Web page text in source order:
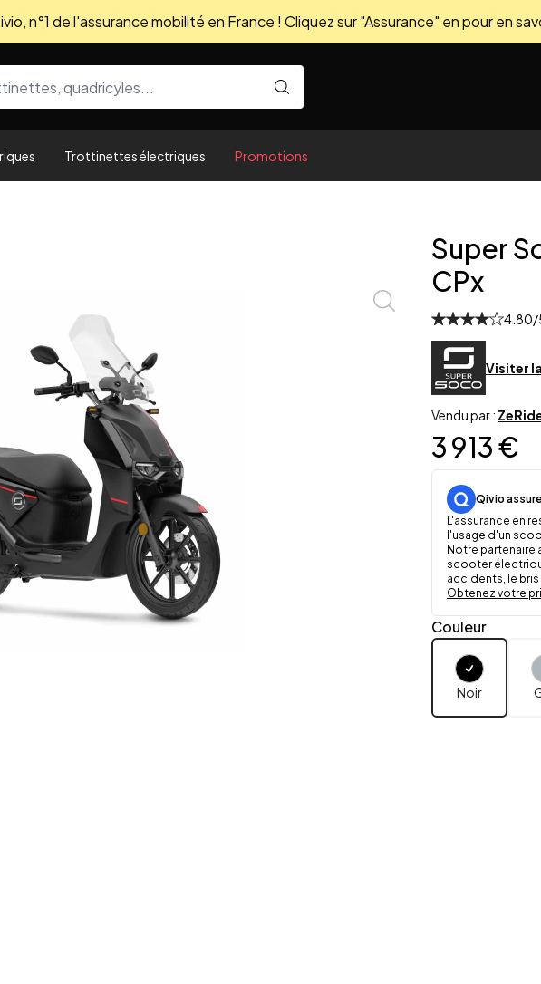
n°1 de l'assurance mobilité en France ! Cliquez sur "Assurance" en pour en
Trottinettes électriques Promotions
Zoom image
Super
CPx
4.80/
Visiter
Vendu par :
3 913 €
Qivio
L'assurance en
l'usage d'un
Notre partenaire
scooter
accidents, le
Obtenez votre
Couleur
Noir